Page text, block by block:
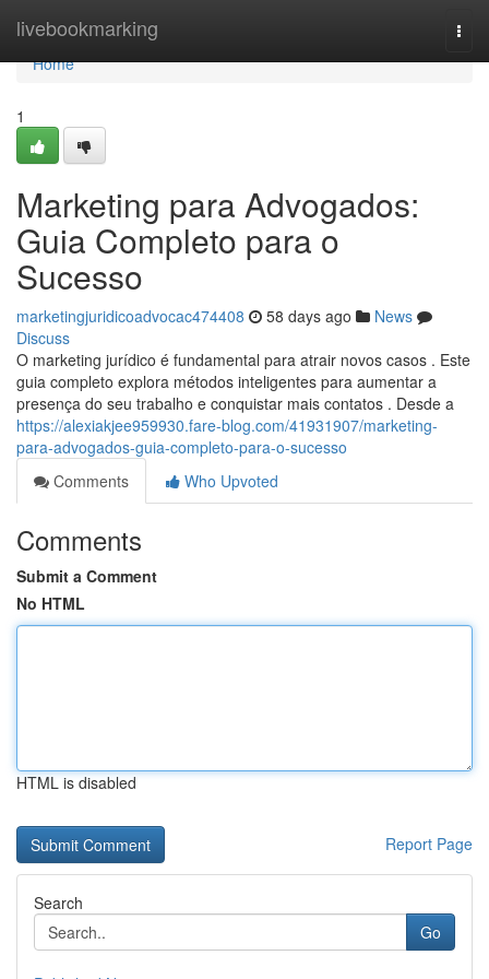
livebookmarking
Home
Home
1
Marketing para Advogados:
Guia Completo para o
Sucesso
marketingjuridicoadvocac474408 58 days ago
News
Discuss
O marketing jurídico é fundamental para atrair novos casos . Este
guia completo explora métodos inteligentes para aumentar a
presença do seu trabalho e conquistar mais contatos . Desde a
https://alexiakjee959930.fare-blog.com/41931907/marketing-
para-advogados-guia-completo-para-o-sucesso
Comments
Who Upvoted
Comments
Submit a Comment
No HTML
HTML is disabled
Report Page
Search
Go